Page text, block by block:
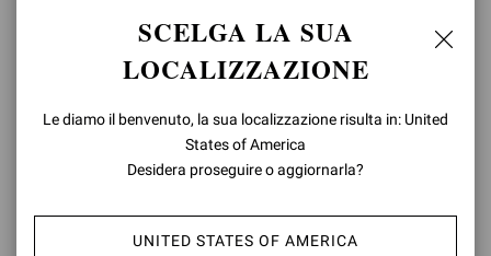
DETTAGLI PRODOTTO
caratterizzata da una maxi fibbia rotonda rivestita in pelle
Composizione: 100%VITELLO
V00470.50POR.VGIBIAN
SCELGA LA SUA
LOCALIZZAZIONE
Le diamo il benvenuto, la sua localizzazione risulta in: United
States of America
Desidera proseguire o aggiornarla?
UNITED STATES OF AMERICA